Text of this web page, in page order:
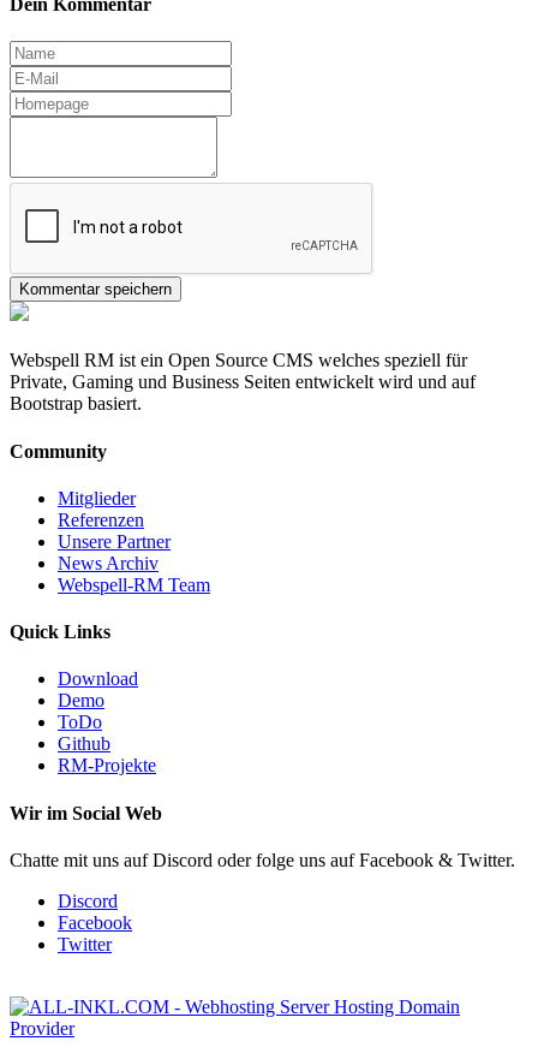
Dein Kommentar
Webspell RM ist ein Open Source CMS welches speziell für
Private, Gaming und Business Seiten entwickelt wird und auf
Bootstrap basiert.
Community
Mitglieder
Referenzen
Unsere Partner
News Archiv
Webspell-RM Team
Quick Links
Download
Demo
ToDo
Github
RM-Projekte
Wir im Social Web
Chatte mit uns auf Discord oder folge uns auf Facebook & Twitter.
Discord
Facebook
Twitter